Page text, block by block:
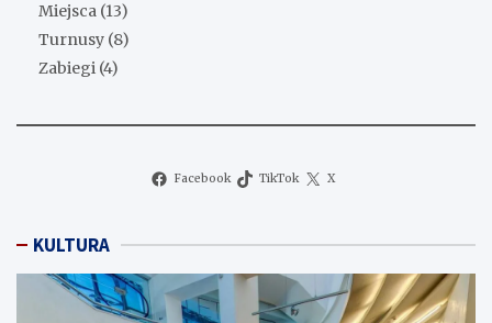
Miejsca (13)
Turnusy (8)
Zabiegi (4)
Facebook TikTok X
KULTURA